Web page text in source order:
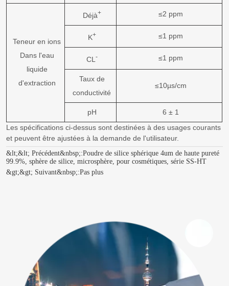
Teneur en ions
Dans l'eau
liquide
d'extraction
Déjà+ ≤2 ppm
K+ ≤1 ppm
CL - ≤1 ppm
Taux de
conductivité
≤10µs/cm
pH
6 ± 1
Les spécifications ci-dessus sont destinées à des usages courants
et peuvent être ajustées à la demande de l'utilisateur.
&lt;&lt; Précédent&nbsp;:Poudre de silice sphérique 4um de haute pureté
99.9%, sphère de silice, microsphère, pour cosmétiques, série SS-HT
&gt;&gt; Suivant&nbsp;:Pas plus